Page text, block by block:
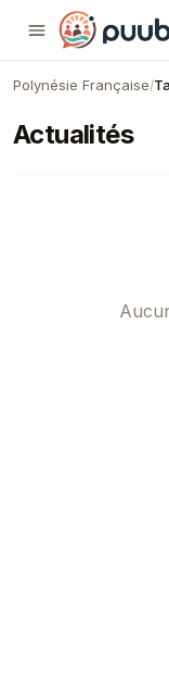
Puublik
Polynésie Française/
Actualités